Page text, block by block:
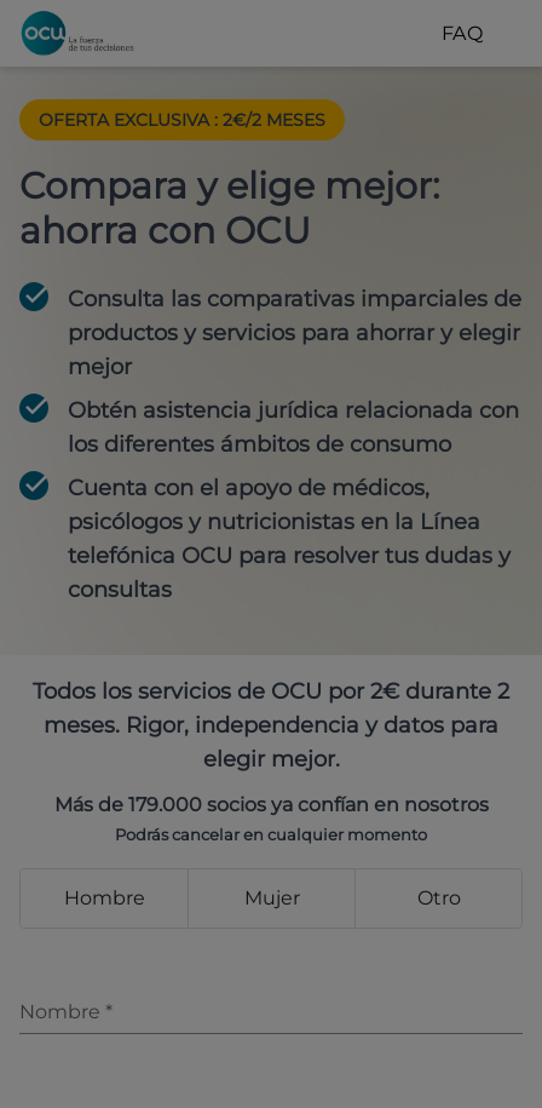
FAQ
OFERTA EXCLUSIVA : 2€/2 MESES
Compara y elige mejor:
ahorra con OCU
Consulta las comparativas imparciales de
productos y servicios para ahorrar y elegir
mejor
Obtén asistencia jurídica relacionada con
los diferentes ámbitos de consumo
Cuenta con el apoyo de médicos,
psicólogos y nutricionistas en la Línea
telefónica OCU para resolver tus dudas y
consultas
Todos los servicios de OCU por 2€ durante 2
meses. Rigor, independencia y datos para
elegir mejor.
Más de 179.000 socios ya confían en nosotros
Podrás cancelar en cualquier momento
Hombre Mujer Otro
Nombre *